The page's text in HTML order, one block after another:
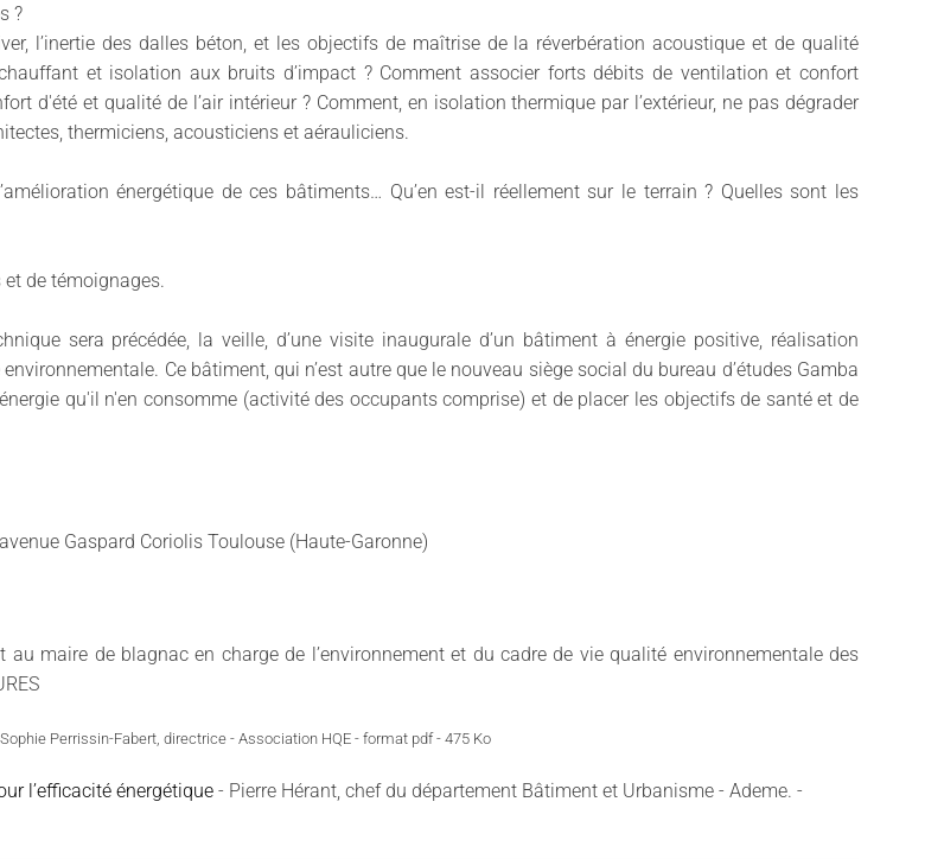
?
l’inertie des dalles béton, et les objectifs de maîtrise de la réverbération acoustique et de qualité
et isolation aux bruits d’impact ? Comment associer forts débits de ventilation et confort
d'été et qualité de l’air intérieur ? Comment, en isolation thermique par l’extérieur, ne pas dégrader
thermiciens, acousticiens et aérauliciens.
énergétique de ces bâtiments… Qu’en est-il réellement sur le terrain ? Quelles sont les
de témoignages.
sera précédée, la veille, d’une visite inaugurale d’un bâtiment à énergie positive, réalisation
Ce bâtiment, qui n’est autre que le nouveau siège social du bureau d’études Gamba
qu'il n'en consomme (activité des occupants comprise) et de placer les objectifs de santé et de
Gaspard Coriolis Toulouse (Haute-Garonne)
maire de blagnac en charge de l’environnement et du cadre de vie qualité environnementale des
Perrissin-Fabert, directrice - Association HQE - format pdf - 475 Ko
l’efficacité énergétique - Pierre Hérant, chef du département Bâtiment et Urbanisme - Ademe. -